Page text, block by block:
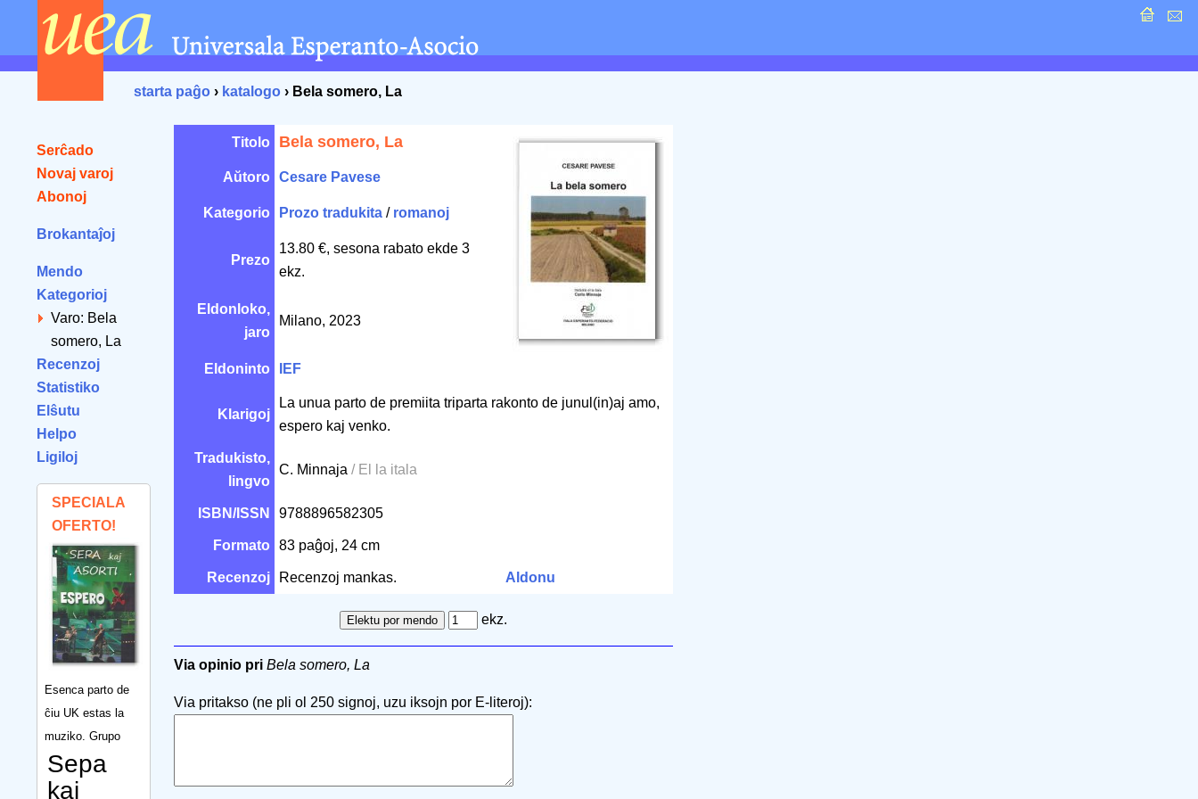
starta paĝo › katalogo › Bela somero, La
Serĉado
Novaj varoj
Abonoj
Brokantaĵoj
Mendo
Kategorioj
Varo: Bela
somero, La
Recenzoj
Statistiko
Elŝutu
Helpo
Ligiloj
SPECIALA
OFERTO!
Esenca parto de
ĉiu UK estas la
muziko. Grupo
Sepa
kaj
Titolo Bela somero, La
Aŭtoro Cesare Pavese
Kategorio Prozo tradukita / romanoj
Prezo
13.80 €, sesona rabato ekde 3
ekz.
Eldonloko,
jaro
Milano, 2023
Eldoninto IEF
Klarigoj
La unua parto de premiita triparta rakonto de junul(in)aj amo,
espero kaj venko.
Tradukisto,
lingvo
C. Minnaja / El la itala
ISBN/ISSN 9788896582305
Formato 83 paĝoj, 24 cm
Recenzoj Recenzoj mankas. Aldonu
ekz.
Via opinio pri Bela somero, La
Via pritakso (ne pli ol 250 signoj, uzu iksojn por E-literoj):